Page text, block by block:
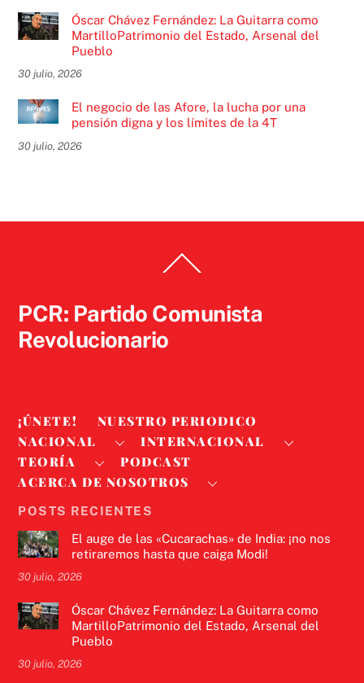
Óscar Chávez Fernández: La Guitarra como
MartilloPatrimonio del Estado, Arsenal del
Pueblo
30 julio, 2026
El negocio de las Afore, la lucha por una
pensión digna y los límites de la 4T
30 julio, 2026
To
PCR: Partido Comunista
Revolucionario
¡ÚNETE!
NUESTRO PERIODICO
NACIONAL
INTERNACIONAL
TEORÍA
PODCAST
ACERCA DE NOSOTROS
POSTS RECIENTES
El auge de las «Cucarachas» de India: ¡no nos
retiraremos hasta que caiga Modi!
30 julio, 2026
Óscar Chávez Fernández: La Guitarra como
MartilloPatrimonio del Estado, Arsenal del
Pueblo
30 julio, 2026